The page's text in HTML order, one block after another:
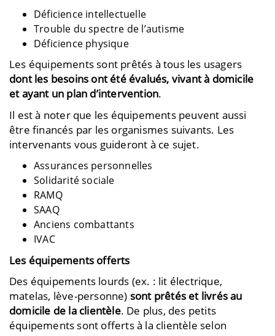
Déficience intellectuelle
Trouble du spectre de l’autisme
Déficience physique
Les équipements sont prêtés à tous les usagers
dont les besoins ont été évalués, vivant à domicile
et ayant un plan d’intervention.
Il est à noter que les équipements peuvent aussi
être financés par les organismes suivants. Les
intervenants vous guideront à ce sujet.
Assurances personnelles
Solidarité sociale
RAMQ
SAAQ
Anciens combattants
IVAC
Les équipements offerts
Des équipements lourds (ex. : lit électrique,
matelas, lève-personne) sont prêtés et livrés au
domicile de la clientèle. De plus, des petits
équipements sont offerts à la clientèle selon